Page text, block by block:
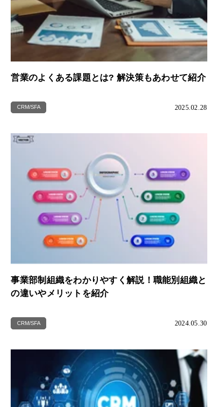
営業のよくある課題とは? 解決策もあわせて紹介
CRM/SFA 2025.02.28
事業部制組織をわかりやすく解説！職能別組織と
の違いやメリットを紹介
CRM/SFA 2024.05.30